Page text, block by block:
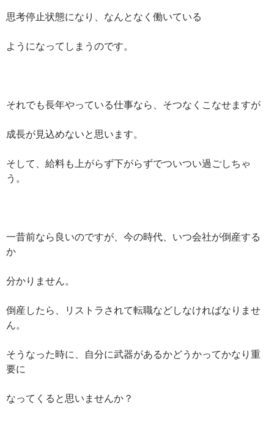
思考停止状態になり、なんとなく働いている
ようになってしまうのです。
それでも長年やっている仕事なら、そつなくこなせますが
成長が見込めないと思います。
そして、給料も上がらず下がらずでついつい過ごしちゃ
う。
一昔前なら良いのですが、今の時代、いつ会社が倒産する
か
分かりません。
倒産したら、リストラされて転職などしなければなりませ
ん。
そうなった時に、自分に武器があるかどうかってかなり重
要に
なってくると思いませんか？